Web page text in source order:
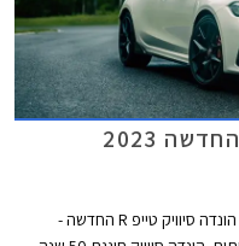
הונדה חושפת תמונות ופרטים ראשונים אודות הונדה סיוויק טייפ R החדשה -